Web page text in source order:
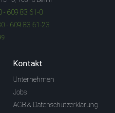
- 609 83 61-0
- 609 83 61-23
Kontakt
Unternehmen
Jobs
AGB & Datenschutzerklärung